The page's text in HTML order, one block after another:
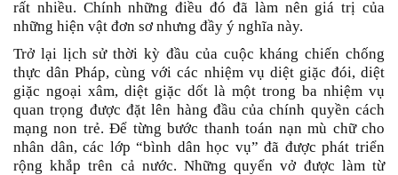
rất nhiều. Chính những điều đó đã làm nên giá trị của
những hiện vật đơn sơ nhưng đầy ý nghĩa này.
Trở lại lịch sử thời kỳ đầu của cuộc kháng chiến chống
thực dân Pháp, cùng với các nhiệm vụ diệt giặc đói, diệt
giặc ngoại xâm, diệt giặc dốt là một trong ba nhiệm vụ
quan trọng được đặt lên hàng đầu của chính quyền cách
mạng non trẻ. Để từng bước thanh toán nạn mù chữ cho
nhân dân, các lớp “bình dân học vụ” đã được phát triển
rộng khắp trên cả nước. Những quyển vở được làm từ